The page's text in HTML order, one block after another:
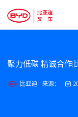
聚力低碳 精诚合作|
比亚迪 来源：